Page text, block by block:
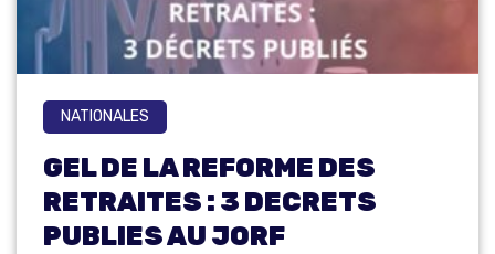
NATIONALES
GEL DE LA REFORME DES
RETRAITES : 3 DECRETS
PUBLIES AU JORF